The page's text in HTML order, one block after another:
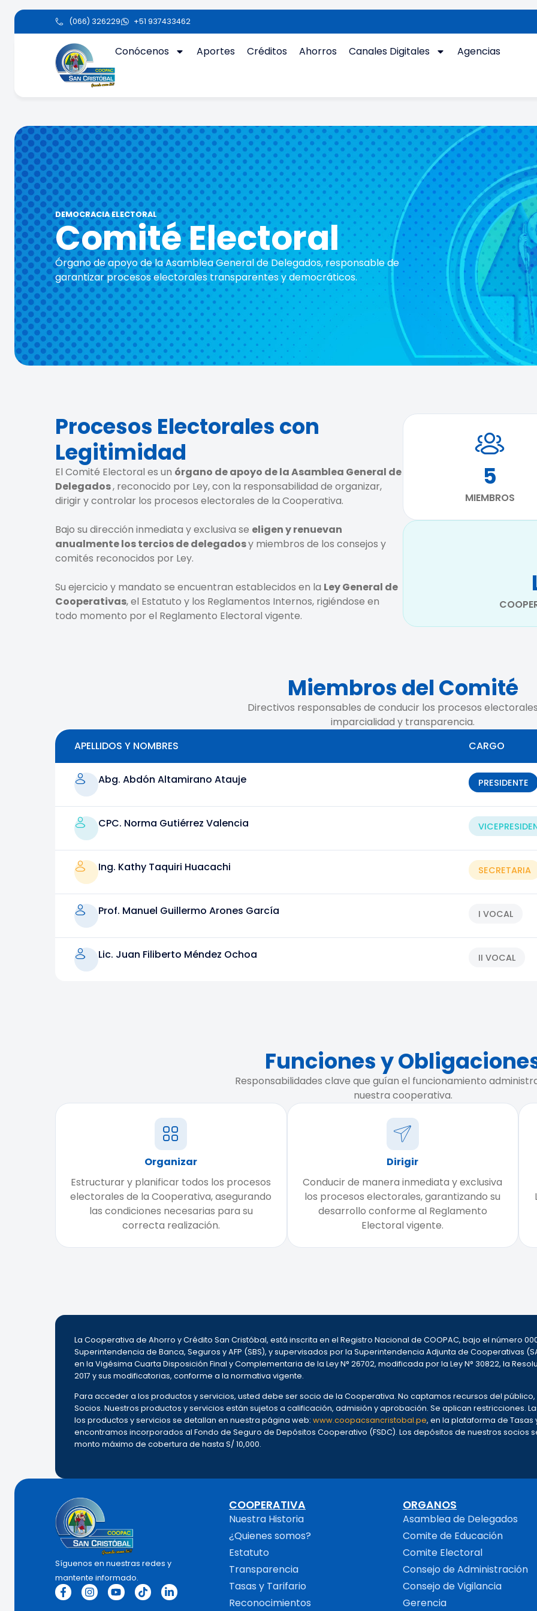
(066) 326229 +51 937433462
Conócenos Aportes Créditos Ahorros Canales Digitales Agencias
DEMOCRACIA ELECTORAL
Comité Electoral
Órgano de apoyo de la Asamblea General de Delegados, responsable de
garantizar procesos electorales transparentes y democráticos.
Procesos Electorales con
Legitimidad
El Comité Electoral es un órgano de apoyo de la Asamblea General de
Delegados, reconocido por Ley, con la responsabilidad de organizar,
dirigir y controlar los procesos electorales de la Cooperativa.
Bajo su dirección inmediata y exclusiva se eligen y renuevan
anualmente los tercios de delegadosy miembros de los consejos y
comités reconocidos por Ley.
Su ejercicio y mandato se encuentran establecidos en la Ley General de
Cooperativas, el Estatuto y los Reglamentos Internos, rigiéndose en
todo momento por el Reglamento Electoral vigente.
5
MIEMBROS
Miembros del Comité
Directivos responsables de conducir los procesos
imparcialidad y transparencia.
APELLIDOS Y NOMBRES
CARGO
Abg. Abdón Altamirano Atauje PRESIDENTE
CPC. Norma Gutiérrez Valencia
Ing. Kathy Taquiri Huacachi SECRETARIA
Prof. Manuel Guillermo Arones García I VOCAL
Lic. Juan Filiberto Méndez Ochoa II VOCAL
Funciones y
Responsabilidades clave que guían el funcionamiento
nuestra cooperativa.
Organizar
Estructurar y planificar todos los procesos
electorales de la Cooperativa, asegurando
las condiciones necesarias para su
correcta realización.
Dirigir
Conducir de manera inmediata y exclusiva
los procesos electorales, garantizando su
desarrollo conforme al Reglamento
Electoral vigente.
La Cooperativa de Ahorro y Crédito San Cristóbal, está inscrita en el Registro Nacional de COOPAC, bajo el número
Superintendencia de Banca, Seguros y AFP (SBS), y supervisados por la Superintendencia Adjunta de Cooperativas
en la Vigésima Cuarta Disposición Final y Complementaria de la Ley N° 26702, modificada por la Ley N° 30822, la
2017 y sus modificatorias, conforme a la normativa vigente.
Para acceder a los productos y servicios, usted debe ser socio de la Cooperativa. No captamos recursos del
Socios. Nuestros productos y servicios están sujetos a calificación, admisión y aprobación. Se aplican restricciones.
los productos y servicios se detallan en nuestra página web: www.coopacsancristobal.pe, en la plataforma de Tasas
encontramos incorporados al Fondo de Seguro de Depósitos Cooperativo (FSDC). Los depósitos de nuestros socios
monto máximo de cobertura de hasta S/ 10,000.
Síguenos en nuestras redes y
mantente informado.
COOPERATIVA
Nuestra Historia
¿Quienes somos?
Estatuto
Transparencia
Tasas y Tarifario
Reconocimientos
ORGANOS
Asamblea de Delegados
Comite de Educación
Comite Electoral
Consejo de Administración
Consejo de Vigilancia
Gerencia